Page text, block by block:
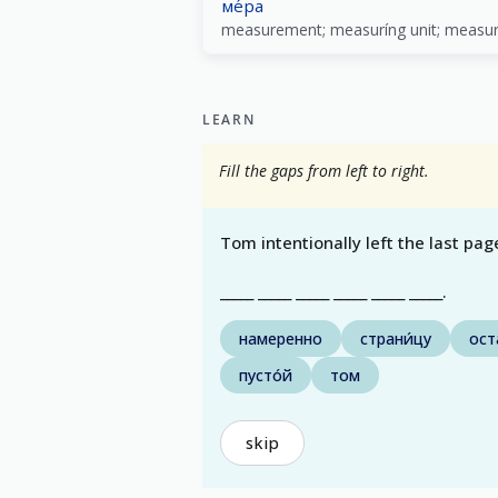
ме́ра
measurement; measuríng unit;
LEARN
Fill the gaps from left to right.
Tom intentionally left the last
_____ _____ _____ _____ _____ _____.
намеренно страни́цу
пусто́й
том
skip